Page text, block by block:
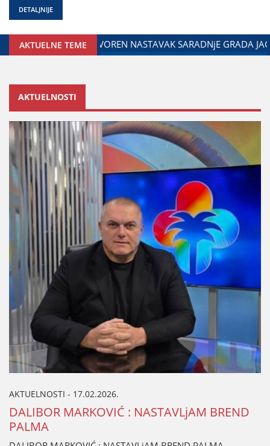
DETALJNIJE
AKTUELNE TEME
ZA ODNOSE SA DIЈASPOROM DALIBOR MARKOVIĆ
AKTUELNOSTI
AKTUELNOSTI - 17.02.2026.
DALIBOR MARKOVIĆ : NASTAVLjAM BREND
PALMA